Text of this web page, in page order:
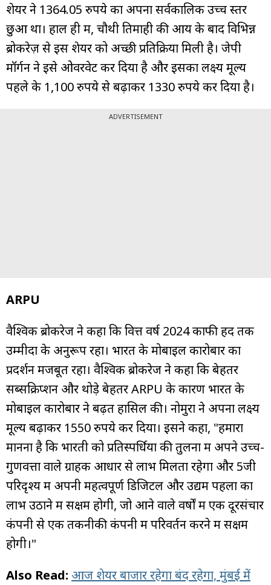
शेयर ने 1364.05 रुपये का अपना सर्वकालिक उच्च स्तर
छुआ था। हाल ही में, चौथी तिमाही की आय के बाद विभिन्न
ब्रोकरेज़ से इस शेयर को अच्छी प्रतिक्रिया मिली है। जेपी
मॉर्गन ने इसे ओवरवेट कर दिया है और इसका लक्ष्य मूल्य
पहले के 1,100 रुपये से बढ़ाकर 1330 रुपये कर दिया है।
ADVERTISEMENT
ARPU
वैश्विक ब्रोकरेज ने कहा कि वित्त वर्ष 2024 काफी हद तक
उम्मीदों के अनुरूप रहा। भारत के मोबाइल कारोबार का
प्रदर्शन मजबूत रहा। वैश्विक ब्रोकरेज ने कहा कि बेहतर
सब्सक्रिप्शन और थोड़े बेहतर ARPU के कारण भारत के
मोबाइल कारोबार ने बढ़त हासिल की। नोमुरा ने अपना लक्ष्य
मूल्य बढ़ाकर 1550 रुपये कर दिया। इसने कहा, "हमारा
मानना है कि भारती को प्रतिस्पर्धियों की तुलना में अपने उच्च-
गुणवत्ता वाले ग्राहक आधार से लाभ मिलता रहेगा और 5जी
परिदृश्य में अपनी महत्वपूर्ण डिजिटल और उद्यम पहलों का
लाभ उठाने में सक्षम होगी, जो आने वाले वर्षों में एक दूरसंचार
कंपनी से एक तकनीकी कंपनी में परिवर्तन करने में सक्षम
होगी।"
Also Read: आज शेयर बाजार रहेगा बंद रहेगा, मुंबई में